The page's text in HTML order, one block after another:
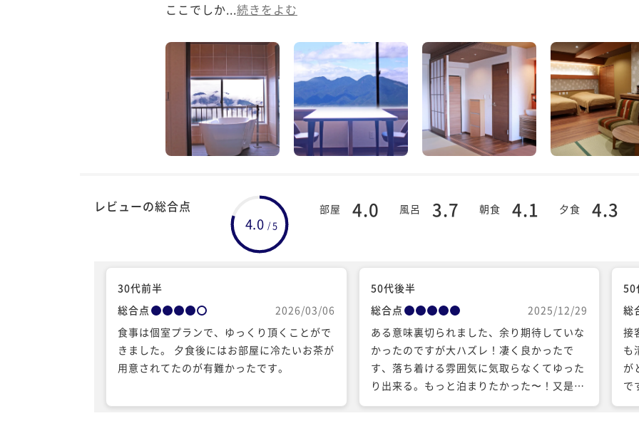
ここでしか...続きをよむ
レビューの総合点
4.0 /5
部屋 4.0 風呂 3.7 朝食 4.1 夕食 4.3
30代前半
総合点
2026/03/06
食事は個室プランで、ゆっくり頂くことがで
きました。 夕食後にはお部屋に冷たいお茶が
用意されてたのが有難かったです。
50代後半
総合点
2025/12/29
ある意味裏切られました、余り期待していな
かったのですが大ハズレ！凄く良かったで
す、落ち着ける雰囲気に気取らなくてゆった
り出来る。もっと泊まりたかった〜！又是非
行きたいです、ありがとうございました。
50
総
接
も
が
で
部